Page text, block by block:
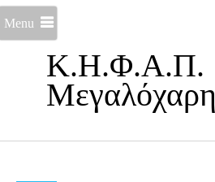
Κ.Η.Φ.Α.Π.
Μεγαλόχαρη
Menu